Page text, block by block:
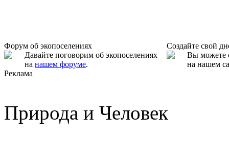
Форум об экопоселениях
Давайте поговорим об экопоселениях
на нашем форуме.
Создайте свой
Вы можете
на нашем
Реклама
Природа и Человек